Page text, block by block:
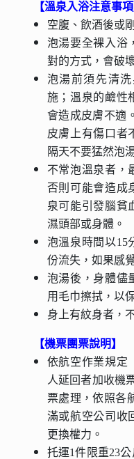
【溫泉入浴注意事項
空腹、飲酒後或
泡湯要全裸入浴
對的方式，會破
泡湯前須先清
施；溫泉的鹼性
會造成皮膚不適
皮膚上有傷口者
隔天不要猛然泡
不常泡溫泉者，
否則可能會造成
泉可能引發腦貧
濕頭部或身體。
泡溫泉時間以15
份流失，如果感
泡湯後，身體儘
用毛巾擦拭，以
身上有紋身者，
【機票團票說明】
依航空作業規定
人延回者加收機
票處理，依照各
滿或航空公司收
更換權力。
托運1件限重23